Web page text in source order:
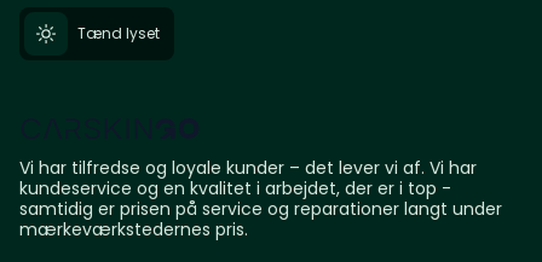
Tænd lyset
Vi har tilfredse og loyale kunder – det lever vi af. Vi har
kundeservice og en kvalitet i arbejdet, der er i top -
samtidig er prisen på service og reparationer langt under
mærkeværkstedernes pris.